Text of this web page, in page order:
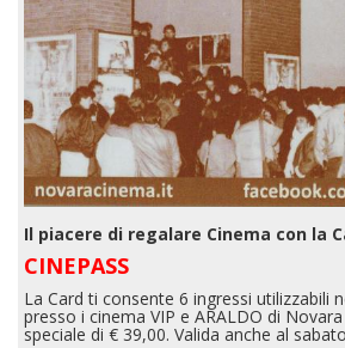
Il piacere di regalare Cinema con la
CINEPASS
La Card ti consente 6 ingressi utilizzabili
presso i cinema VIP e ARALDO di
speciale di € 39,00. Valida anche al